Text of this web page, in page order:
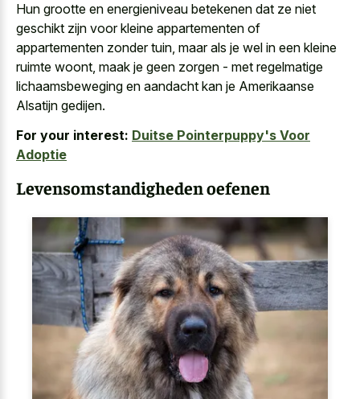
Hun grootte en energieniveau betekenen dat ze niet
geschikt zijn voor kleine appartementen of
appartementen zonder tuin, maar als je wel in een kleine
ruimte woont, maak je geen zorgen - met regelmatige
lichaamsbeweging en aandacht kan je Amerikaanse
Alsatijn gedijen.
For your interest: Duitse Pointerpuppy's Voor
Adoptie
Levensomstandigheden oefenen